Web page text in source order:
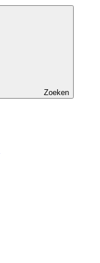
Zoeken